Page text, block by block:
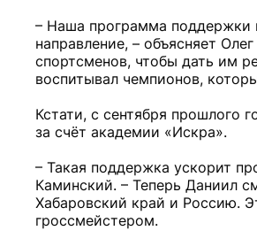
– Наша программа поддержки
направление, – объясняет
спортсменов, чтобы дать им
воспитывал чемпионов,
Кстати, с сентября прошлого
за счёт академии «Искра».
– Такая поддержка ускорит
Каминский. – Теперь Даниил
Хабаровский край и Россию.
гроссмейстером.